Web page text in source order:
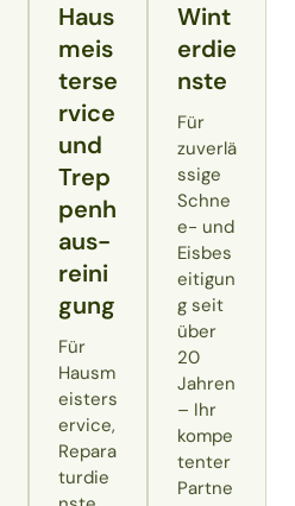
Haus
meis
terse
rvice
und
Trep
penh
aus­
reini
gung
Für
Hausm
eisters
ervice,
Repara
turdie
Wint
erdie
nste
Für
zuverlä
ssige
Schne
e- und
Eisbes
eitigun
g seit
über
20
Jahren
– Ihr
kompe
tenter
Partne